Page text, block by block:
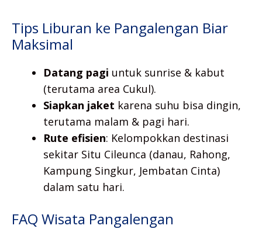
Tips Liburan ke Pangalengan Biar
Maksimal
Datang pagi untuk sunrise & kabut
(terutama area Cukul).
Siapkan jaket karena suhu bisa dingin,
terutama malam & pagi hari.
Rute efisien: Kelompokkan destinasi
sekitar Situ Cileunca (danau, Rahong,
Kampung Singkur, Jembatan Cinta)
dalam satu hari.
FAQ Wisata Pangalengan